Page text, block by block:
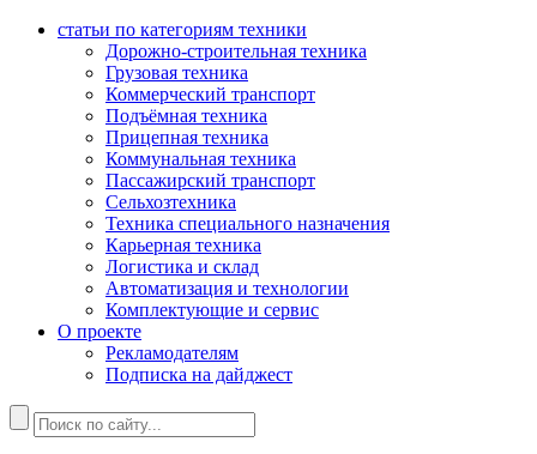
статьи по категориям техники
Дорожно-строительная техника
Грузовая техника
Коммерческий транспорт
Подъёмная техника
Прицепная техника
Коммунальная техника
Пассажирский транспорт
Сельхозтехника
Техника специального назначения
Карьерная техника
Логистика и склад
Автоматизация и технологии
Комплектующие и сервис
О проекте
Рекламодателям
Подписка на дайджест